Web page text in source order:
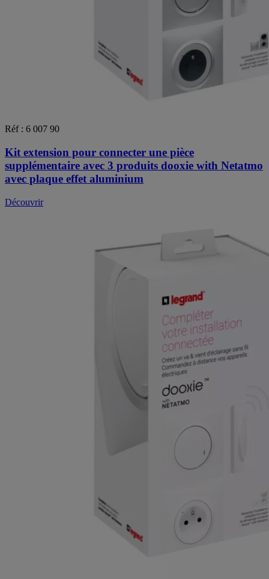
Réf : 6 007 90
Kit extension pour connecter une pièce
supplémentaire avec 3 produits dooxie with Netatmo
avec plaque effet aluminium
Découvrir